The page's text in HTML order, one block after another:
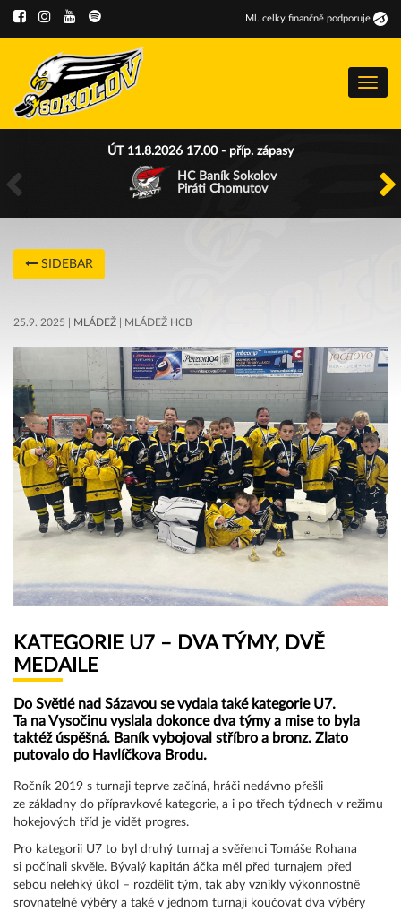
Ml . celky finančně podporuje
Menu
ÚT 11.8.2026 17.00 - příp. zápasy
HC Baník Sokolov
Piráti Chomutov
SIDEBAR
25.9. 2025 | MLÁDEŽ | MLÁDEŽ HCB
KATEGORIE U7 – DVA TÝMY, DVĚ
MEDAILE
Do Světlé nad Sázavou se vydala také kategorie U7.
Ta na Vysočinu vyslala dokonce dva týmy a mise to byla
taktéž úspěšná. Baník vybojoval stříbro a bronz. Zlato
putovalo do Havlíčkova Brodu.
Ročník 2019 s turnaji teprve začíná, hráči nedávno přešli
ze základny do přípravkové kategorie, a i po třech týdnech v režimu
hokejových tříd je vidět progres.
Pro kategorii U7 to byl druhý turnaj a svěřenci Tomáše Rohana
si počínali skvěle. Bývalý kapitán áčka měl před turnajem před
sebou nelehký úkol – rozdělit tým, tak aby vznikly výkonnostně
srovnatelné výběry a také v jednom turnaji koučovat dva výběry